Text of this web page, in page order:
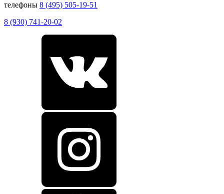
телефоны 8 (495) 505-19-51
8 (930) 741-20-02